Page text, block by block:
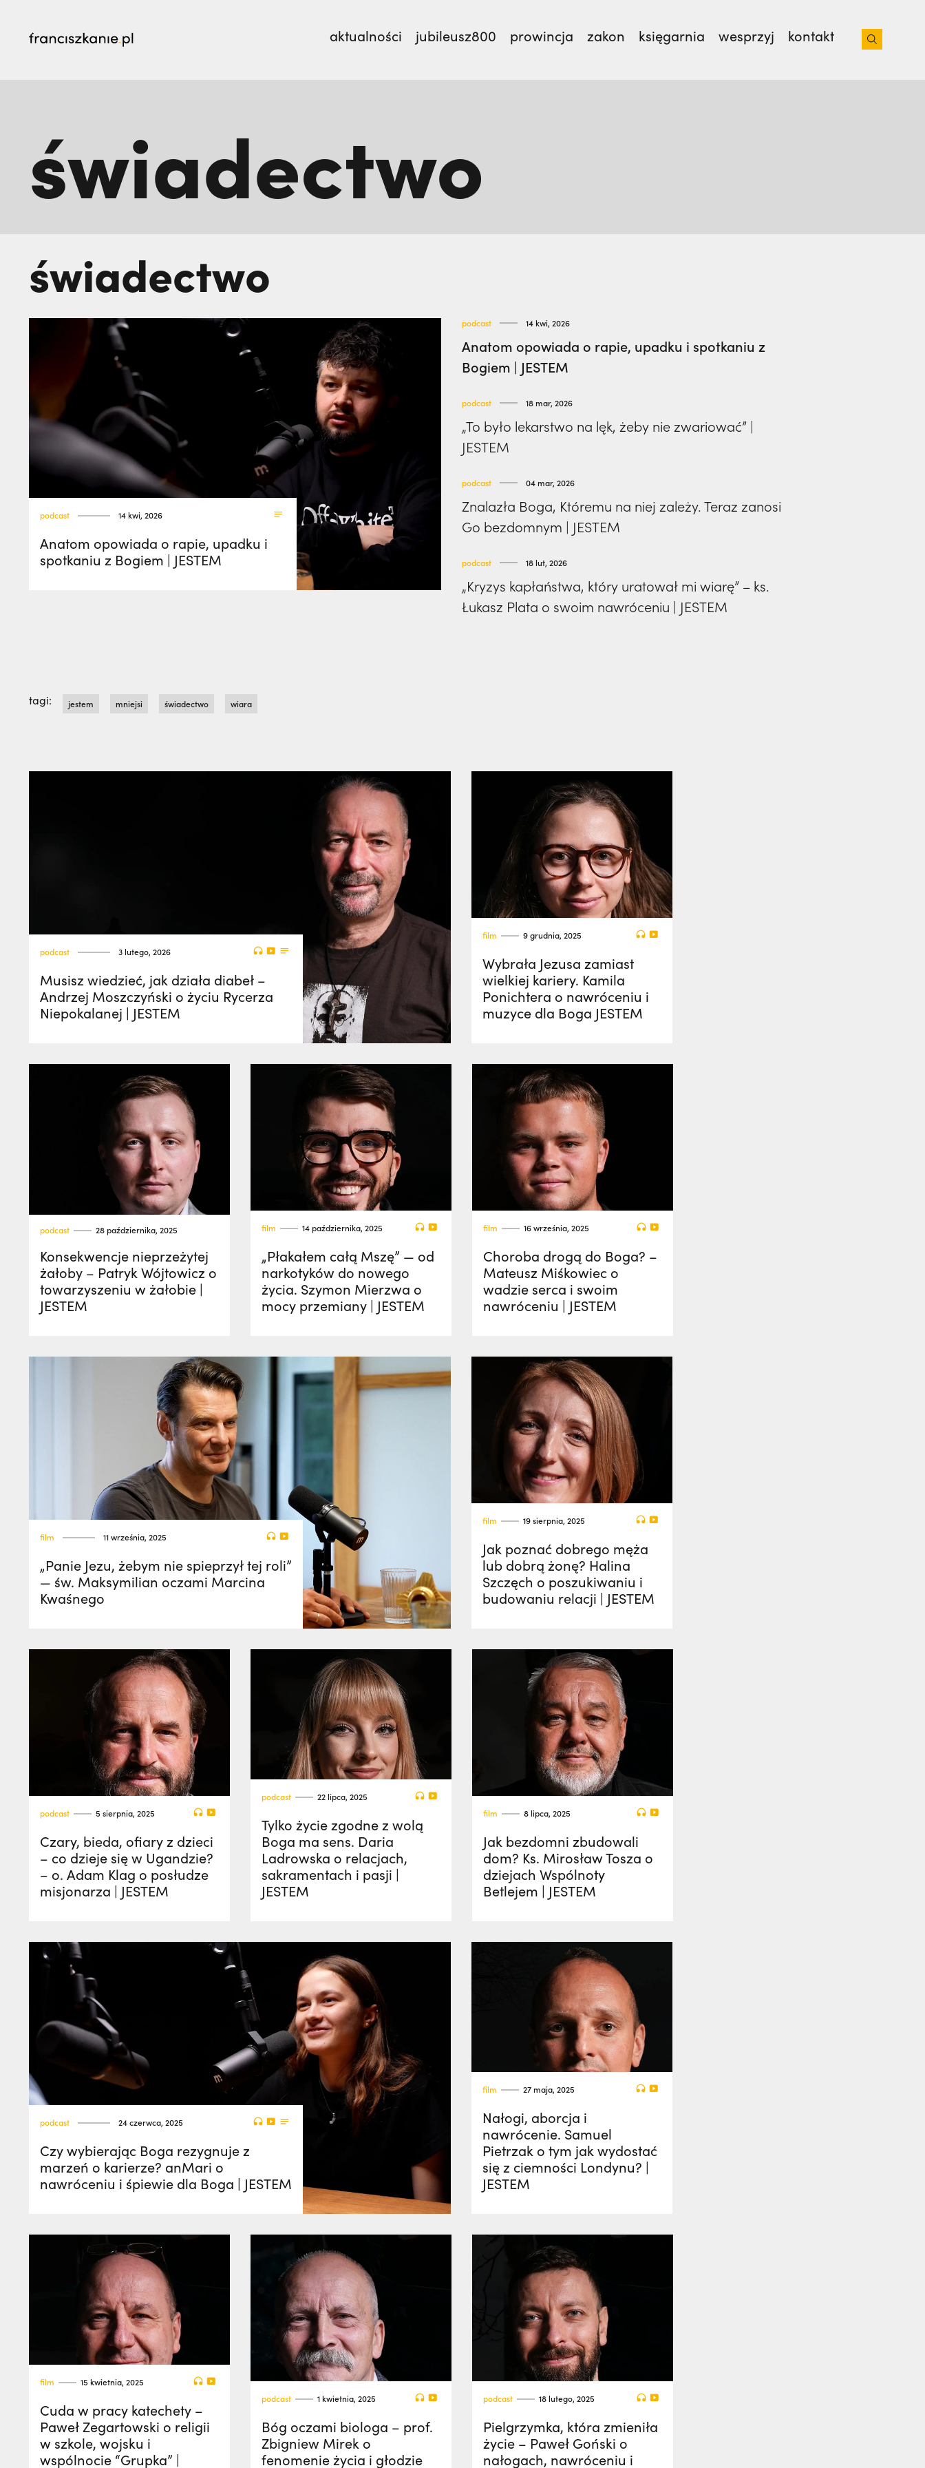
aktualności jubileusz800 prowincja zakon księgarnia wesprzyj kontakt
go na zawsze | JESTEM
świadectwo
świadectwo
podcast 14 kwi, 2026
Anatom opowiada o rapie, upadku i
spotkaniu z Bogiem | JESTEM
podcast 14 kwi, 2026
Anatom opowiada o rapie, upadku i spotkaniu z
Bogiem | JESTEM
podcast 18 mar, 2026
„To było lekarstwo na lęk, żeby nie zwariować” |
JESTEM
podcast 04 mar, 2026
Znalazła Boga, Któremu na niej zależy. Teraz zanosi
Go bezdomnym | JESTEM
podcast 18 lut, 2026
„Kryzys kapłaństwa, który uratował mi wiarę” – ks.
Łukasz Plata o swoim nawróceniu | JESTEM
tagi: jestem mniejsi świadectwo wiara
podcast 3 lutego, 2026
Musisz wiedzieć, jak działa diabeł –
Andrzej Moszczyński o życiu Rycerza
Niepokalanej | JESTEM
film 9 grudnia, 2025
Wybrała Jezusa zamiast
wielkiej kariery. Kamila
Ponichtera o nawróceniu i
muzyce dla Boga JESTEM
podcast 28 października, 2025
Konsekwencje nieprzeżytej
żałoby – Patryk Wójtowicz o
towarzyszeniu w żałobie |
JESTEM
film 14 października, 2025
„Płakałem całą Mszę” — od
narkotyków do nowego
życia. Szymon Mierzwa o
mocy przemiany | JESTEM
film 16 września, 2025
Choroba drogą do Boga? –
Mateusz Miśkowiec o
wadzie serca i swoim
nawróceniu | JESTEM
film 11 września, 2025
„Panie Jezu, żebym nie spieprzył tej roli”
— św. Maksymilian oczami Marcina
Kwaśnego
film 19 sierpnia, 2025
Jak poznać dobrego męża
lub dobrą żonę? Halina
Szczęch o poszukiwaniu i
budowaniu relacji | JESTEM
podcast 5 sierpnia, 2025
Czary, bieda, ofiary z dzieci
– co dzieje się w Ugandzie?
– o. Adam Klag o posłudze
misjonarza | JESTEM
podcast 22 lipca, 2025
Tylko życie zgodne z wolą
Boga ma sens. Daria
Ladrowska o relacjach,
sakramentach i pasji |
JESTEM
film 8 lipca, 2025
Jak bezdomni zbudowali
dom? Ks. Mirosław Tosza o
dziejach Wspólnoty
Betlejem | JESTEM
podcast 24 czerwca, 2025
Czy wybierając Boga rezygnuje z
marzeń o karierze? anMari o
nawróceniu i śpiewie dla Boga | JESTEM
film 27 maja, 2025
Nałogi, aborcja i
nawrócenie. Samuel
Pietrzak o tym jak wydostać
się z ciemności Londynu? |
JESTEM
film 15 kwietnia, 2025
Cuda w pracy katechety –
Paweł Zegartowski o religii
w szkole, wojsku i
wspólnocie “Grupka” |
podcast 1 kwietnia, 2025
Bóg oczami biologa – prof.
Zbigniew Mirek o
fenomenie życia i głodzie
podcast 18 lutego, 2025
Pielgrzymka, która zmieniła
życie – Paweł Goński o
nałogach, nawróceniu i